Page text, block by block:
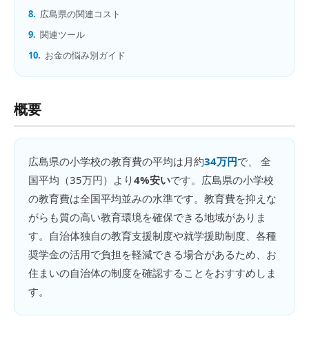
8. 広島県の関連コスト
9. 関連ツール
10. お金の悩み別ガイド
概要
広島県の小学校の教育費の平均は月約34万円で、 全
国平均（35万円）より4%安いです。 広島県の小学校
の教育費は全国平均並みの水準です。教育費を抑えな
がらも質の高い教育環境を確保できる地域がありま
す。自治体独自の教育支援制度や就学援助制度、各種
奨学金の活用で負担を軽減できる場合があるため、お
住まいの自治体の制度を確認することをおすすめしま
す。